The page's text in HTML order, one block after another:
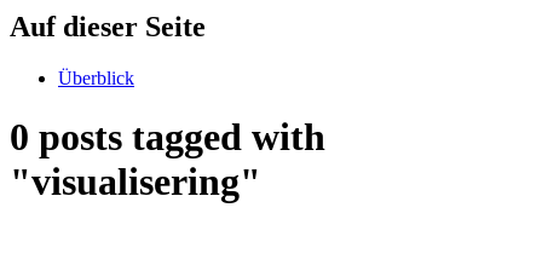
Auf dieser Seite
Überblick
0 posts tagged with
"visualisering"